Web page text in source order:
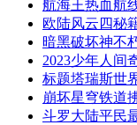
航海王热血航
欧陆风云四秘
暗黑破坏神不
2023少年人间
标题塔瑞斯世
崩坏星穹铁道
斗罗大陆平民